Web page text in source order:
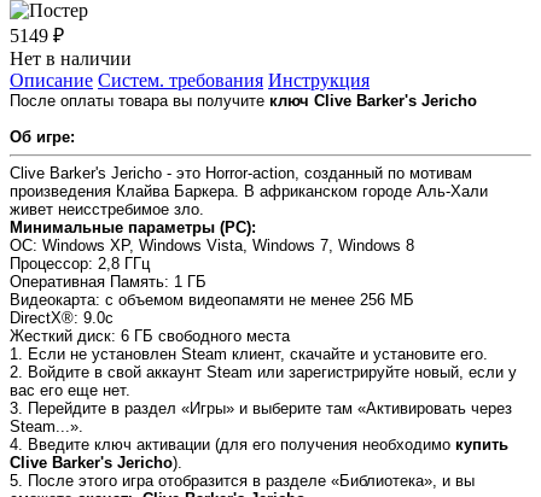
5149 ₽
Нет в наличии
Описание Систем. требования Инструкция
После оплаты товара вы получите ключ Clive Barker's Jericho
Об игре:
Clive Barker's Jericho - это Horror-action, созданный по мотивам
произведения Клайва Баркера. В африканском городе Аль-Хали
живет неисстребимое зло.
Минимальные параметры (PC):
OC: Windows XP, Windows Vista, Windows 7, Windows 8
Процессор: 2,8 ГГц
Оперативная Память: 1 ГБ
Видеокарта: с объемом видеопамяти не менее 256 МБ
DirectX®: 9.0с
Жесткий диск: 6 ГБ свободного места
1. Если не установлен Steam клиент, скачайте и установите его.
2. Войдите в свой аккаунт Steam или зарегистрируйте новый, если у
вас его еще нет.
3. Перейдите в раздел «Игры» и выберите там «Активировать через
Steam...».
4. Введите ключ активации (для его получения необходимо купить
Clive Barker's Jericho).
5. После этого игра отобразится в разделе «Библиотека», и вы